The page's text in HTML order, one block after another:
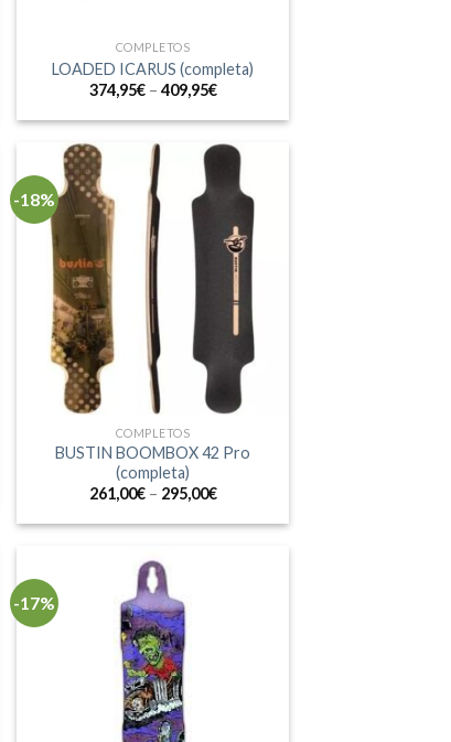
COMPLETOS
LOADED ICARUS (completa)
374,95€– 409,95€
-18%
COMPLETOS
BUSTIN BOOMBOX 42 Pro
(completa)
261,00€– 295,00€
-17%